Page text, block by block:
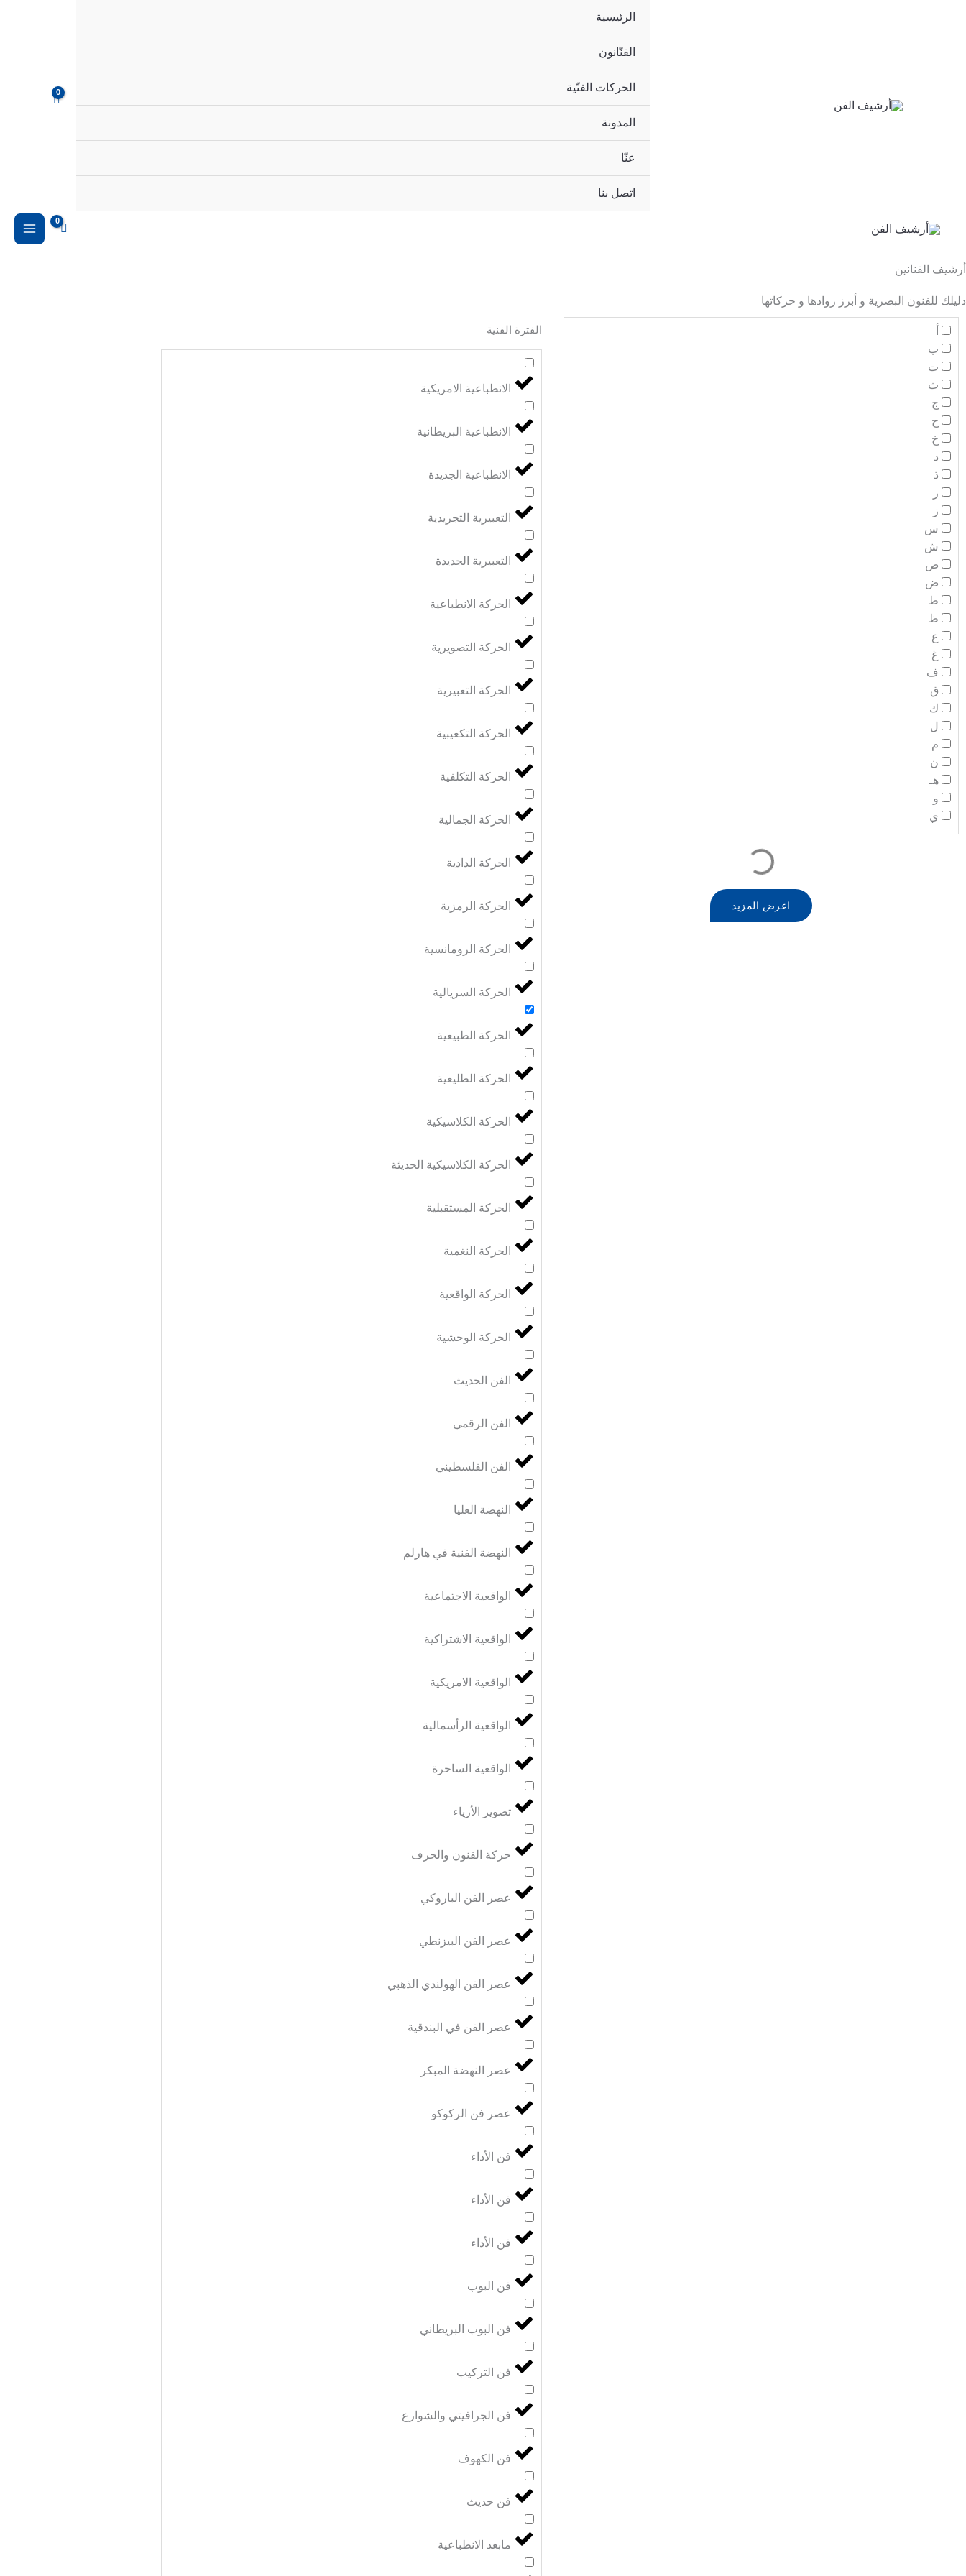
الرئيسية
الفنّانون
الحركات الفنّية
المدونة
عنّا
اتصل بنا
أرشيف الفنانين
دليلك للفنون البصرية و أبرز روادها و حركاتها
ب
ت
ث
ج
ح
خ
د
ذ
ر
ز
س
ش
ص
ض
ط
ظ
ع
غ
ف
ق
ك
ل
م
ن
هـ
و
ي
اعرض المزيد
الفترة الفنية
الانطباعية الامريكية
الانطباعية البريطانية
الانطباعية الجديدة
التعبيرية التجريدية
التعبيرية الجديدة
الحركة الانطباعية
الحركة التصويرية
الحركة التعبيرية
الحركة التكعيبية
الحركة التكلفية
الحركة الجمالية
الحركة الدادية
الحركة الرمزية
الحركة الرومانسية
الحركة السريالية
الحركة الطبيعية
الحركة الطليعية
الحركة الكلاسيكية
الحركة الكلاسيكية الحديثة
الحركة المستقبلية
الحركة النغمية
الحركة الواقعية
الحركة الوحشية
الفن الحديث
الفن الرقمي
الفن الفلسطيني
النهضة العليا
النهضة الفنية في هارلم
الواقعية الاجتماعية
الواقعية الاشتراكية
الواقعية الامريكية
الواقعية الرأسمالية
الواقعية الساحرة
تصوير الأزياء
حركة الفنون والحرف
عصر الفن الباروكي
عصر الفن البيزنطي
عصر الفن الهولندي الذهبي
عصر الفن في البندقية
عصر النهضة المبكر
عصر فن الركوكو
فن الأداء
فن الأداء
فن الأداء
فن البوب
فن البوب البريطاني
فن التركيب
فن الجرافيتي والشوارع
فن الكهوف
فن حديث
مابعد الانطباعية